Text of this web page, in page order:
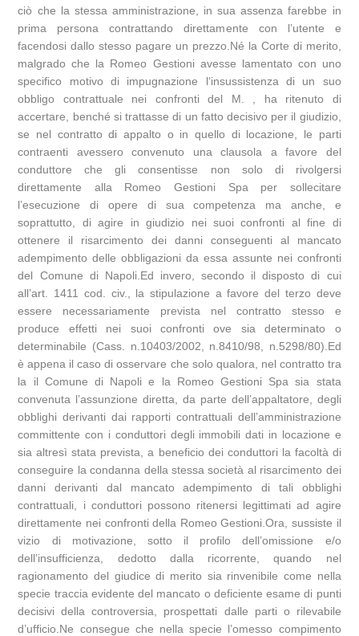
ciò che la stessa amministrazione, in sua assenza farebbe in
prima persona contrattando direttamente con l’utente e
facendosi dallo stesso pagare un prezzo.Né la Corte di merito,
malgrado che la Romeo Gestioni avesse lamentato con uno
specifico motivo di impugnazione l’insussistenza di un suo
obbligo contrattuale nei confronti del M. , ha ritenuto di
accertare, benché si trattasse di un fatto decisivo per il giudizio,
se nel contratto di appalto o in quello di locazione, le parti
contraenti avessero convenuto una clausola a favore del
conduttore che gli consentisse non solo di rivolgersi
direttamente alla Romeo Gestioni Spa per sollecitare
l’esecuzione di opere di sua competenza ma anche, e
soprattutto, di agire in giudizio nei suoi confronti al fine di
ottenere il risarcimento dei danni conseguenti al mancato
adempimento delle obbligazioni da essa assunte nei confronti
del Comune di Napoli.Ed invero, secondo il disposto di cui
all’art. 1411 cod. civ., la stipulazione a favore del terzo deve
essere necessariamente prevista nel contratto stesso e
produce effetti nei suoi confronti ove sia determinato o
determinabile (Cass. n.10403/2002, n.8410/98, n.5298/80).Ed
è appena il caso di osservare che solo qualora, nel contratto tra
la il Comune di Napoli e la Romeo Gestioni Spa sia stata
convenuta l’assunzione diretta, da parte dell’appaltatore, degli
obblighi derivanti dai rapporti contrattuali dell’amministrazione
committente con i conduttori degli immobili dati in locazione e
sia altresì stata prevista, a beneficio dei conduttori la facoltà di
conseguire la condanna della stessa società al risarcimento dei
danni derivanti dal mancato adempimento di tali obblighi
contrattuali, i conduttori possono ritenersi legittimati ad agire
direttamente nei confronti della Romeo Gestioni.Ora, sussiste il
vizio di motivazione, sotto il profilo dell’omissione e/o
dell’insufficienza, dedotto dalla ricorrente, quando nel
ragionamento del giudice di merito sia rinvenibile come nella
specie traccia evidente del mancato o deficiente esame di punti
decisivi della controversia, prospettati dalle parti o rilevabile
d’ufficio.Ne consegue che nella specie l’omesso compimento